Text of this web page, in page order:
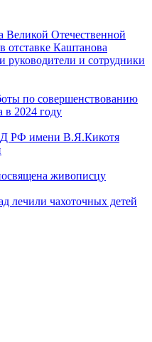
Великой Отечественной
Каштанова
руководители и сотрудники
по совершенствованию
в 2024 году
РФ имени В.Я.Кикотя
живописцу
лечили чахоточных детей